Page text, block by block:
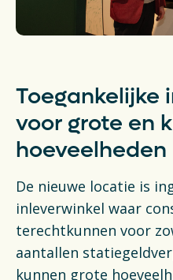
Toegankelijke
voor grote en
hoeveelheden
De nieuwe locatie is
inleverwinkel waar
terechtkunnen voor
aantallen
kunnen grote